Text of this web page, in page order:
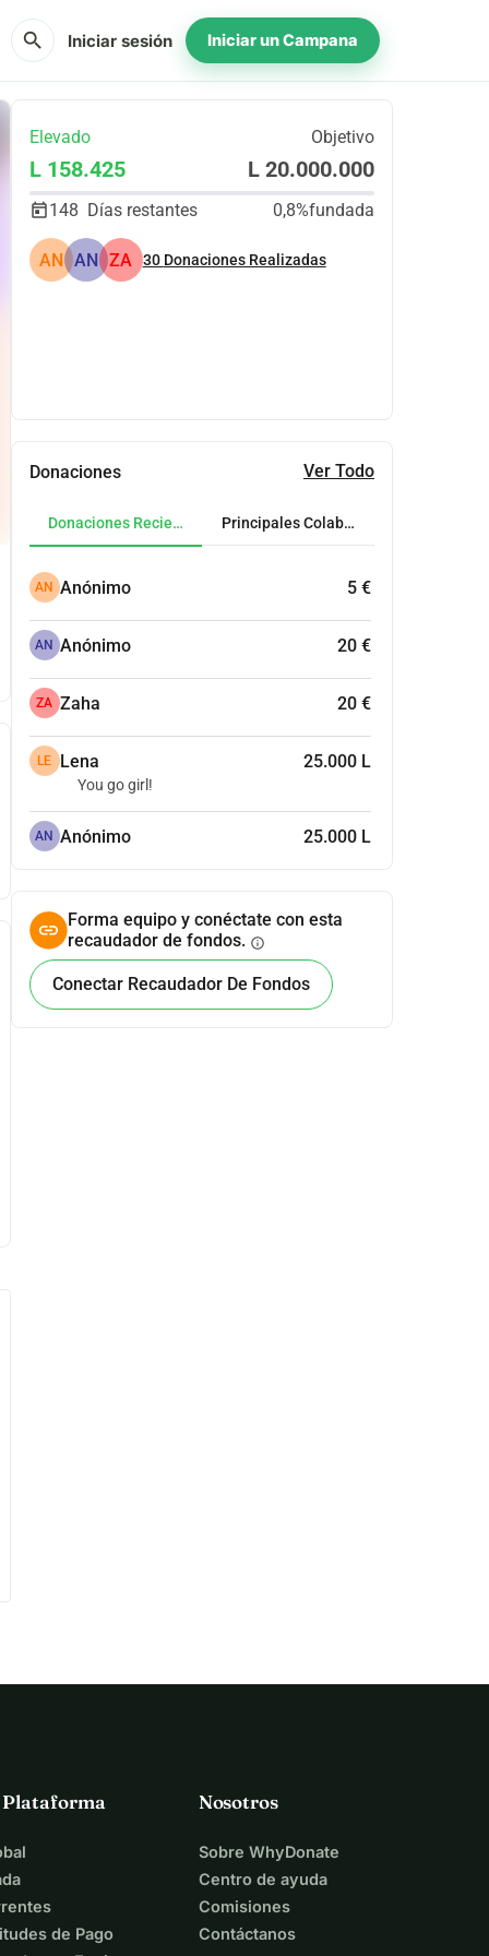
search Iniciar sesión Iniciar un Campana
Elevado Objetivo
L 158.425 L 20.000.000
148 Días restantes 0,8%fundada
AN AN ZA 30 Donaciones Realizadas
Donaciones Ver Todo
Donaciones Recientes Principales Colaboradores
AN Anónimo 5 €
AN Anónimo 20 €
ZA Zaha 20 €
LE Lena 25.000 L
You go girl!
AN Anónimo 25.000 L
Forma equipo y conéctate con esta
recaudador de fondos. info
Conectar Recaudador De Fondos
Plataforma
de Pago
Nosotros
Sobre WhyDonate
Centro de ayuda
Comisiones
Contáctanos